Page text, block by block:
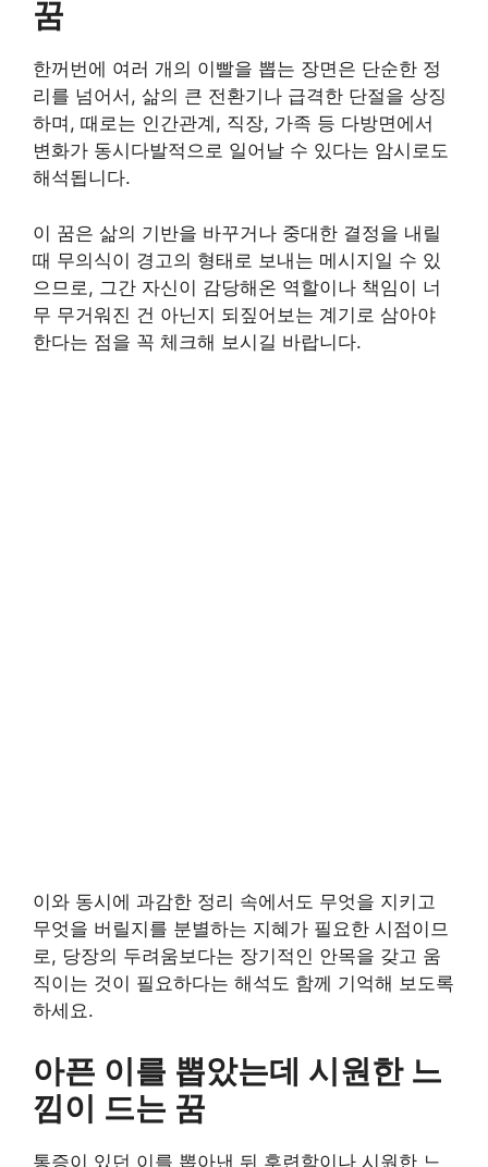
꿈
한꺼번에 여러 개의 이빨을 뽑는 장면은 단순한 정
리를 넘어서, 삶의 큰 전환기나 급격한 단절을 상징
하며, 때로는 인간관계, 직장, 가족 등 다방면에서
변화가 동시다발적으로 일어날 수 있다는 암시로도
해석됩니다.
이 꿈은 삶의 기반을 바꾸거나 중대한 결정을 내릴
때 무의식이 경고의 형태로 보내는 메시지일 수 있
으므로, 그간 자신이 감당해온 역할이나 책임이 너
무 무거워진 건 아닌지 되짚어보는 계기로 삼아야
한다는 점을 꼭 체크해 보시길 바랍니다.
이와 동시에 과감한 정리 속에서도 무엇을 지키고
무엇을 버릴지를 분별하는 지혜가 필요한 시점이므
로, 당장의 두려움보다는 장기적인 안목을 갖고 움
직이는 것이 필요하다는 해석도 함께 기억해 보도록
하세요.
아픈 이를 뽑았는데 시원한 느
낌이 드는 꿈
통증이 있던 이를 뽑아낸 뒤 후련함이나 시원한 느